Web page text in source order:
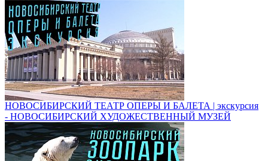
НОВОСИБИРСКИЙ ТЕАТР ОПЕРЫ И БАЛЕТА | экскурсия
- НОВОСИБИРСКИЙ ХУДОЖЕСТВЕННЫЙ МУЗЕЙ